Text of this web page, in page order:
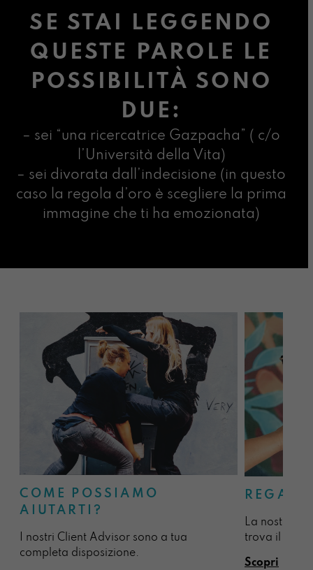
SE STAI LEGGENDO
QUESTE PAROLE LE
POSSIBILITÀ SONO
DUE:
– sei “una ricercatrice Gazpacha” ( c/o
l’Università della Vita)
– sei divorata dall’indecisione (in questo
caso la regola d’oro è scegliere la prima
immagine che ti ha emozionata)
COME POSSIAMO
AIUTARTI?
I nostri Client Advisor sono a tua
completa disposizione.
La nostra
trova il
Scopri